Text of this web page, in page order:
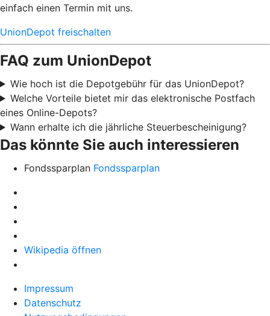
einfach einen Termin mit uns.
UnionDepot freischalten
FAQ zum UnionDepot
Wie hoch ist die Depotgebühr für das UnionDepot?
Welche Vorteile bietet mir das elektronische Postfach
eines Online-Depots?
Wann erhalte ich die jährliche Steuerbescheinigung?
Das könnte Sie auch interessieren
Fondssparplan Fondssparplan
Wikipedia öffnen
Impressum
Datenschutz